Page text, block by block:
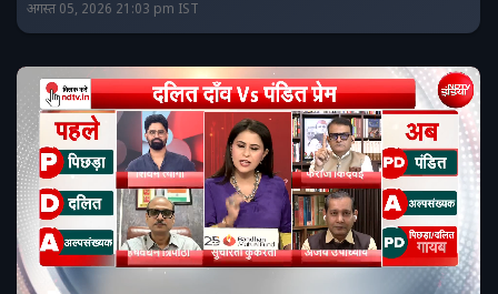
अगस्त 05, 2026 21:03 pm IST